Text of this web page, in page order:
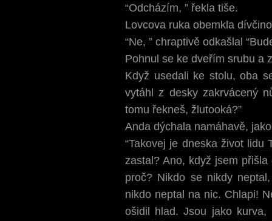
“Odcházím, ” řekla tiše.
Lovcova ruka obemkla
“Ne, ” chraptivě odkašlal
Pohnul se ke dveřím srubu a
Když usedali ke stolu, oba
vytáhl z desky zakrvácený
tomu řekneš, žlutooká?”
Anda dýchala namáhavě,
“Takovej je dneska život
zastal? Ano, když jsem
proč? Nikdo se nikdy
nikdo neptal na nic. Chlapi!
ošidil hlad. Jsou jako